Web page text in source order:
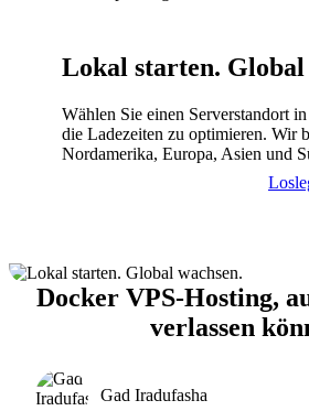
Lokal starten. Global
Wählen Sie einen Serverstandort
die Ladezeiten zu optimieren. Wir
Nordamerika, Europa, Asien und
Docker VPS-Hosting,
verlassen
Gad Iradufasha